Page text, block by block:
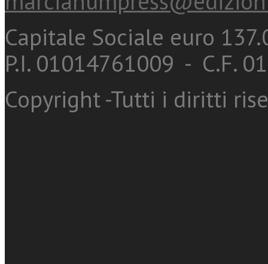
Capitale Sociale euro
P.I. 01014761009 - C.F.
Copyright -Tutti i diritti